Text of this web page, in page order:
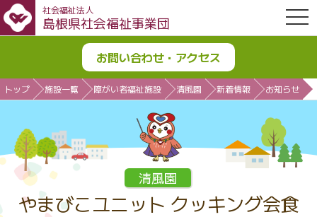
社会福祉法人
島根県社会福祉事業団
お問い合わせ・アクセス
トップ 施設一覧 障がい者福祉施設 清風園 新着情報 お知らせ
清風園
やまびこユニット クッキング会食